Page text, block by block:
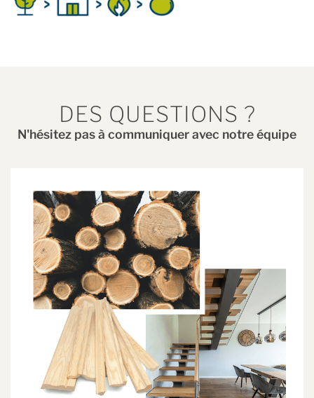
DES QUESTIONS ?
N'hésitez pas à communiquer avec notre équipe